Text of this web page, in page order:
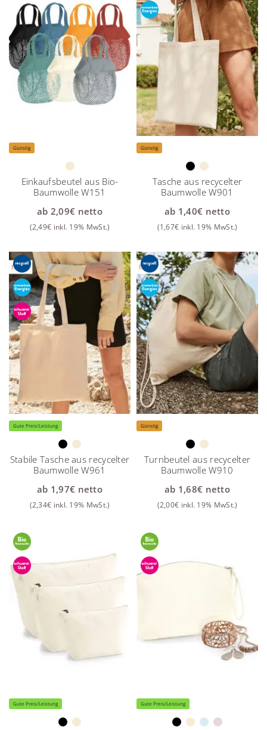
Günstig
Einkaufsbeutel aus Bio-
Baumwolle W151
ab 2,09€ netto
(2,49€ inkl. 19% MwSt.)
Günstig
Tasche aus recycelter
Baumwolle W901
ab 1,40€ netto
(1,67€ inkl. 19% MwSt.)
Gute Preis/Leistung
Stabile Tasche aus recycelter
Baumwolle W961
ab 1,97€ netto
(2,34€ inkl. 19% MwSt.)
Günstig
Turnbeutel aus recycelter
Baumwolle W910
ab 1,68€ netto
(2,00€ inkl. 19% MwSt.)
Gute Preis/Leistung Gute Preis/Leistung